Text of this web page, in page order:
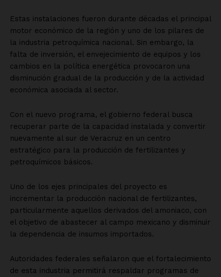
Estas instalaciones fueron durante décadas el principal
motor económico de la región y uno de los pilares de
la industria petroquímica nacional. Sin embargo, la
falta de inversión, el envejecimiento de equipos y los
cambios en la política energética provocaron una
disminución gradual de la producción y de la actividad
económica asociada al sector.
Con el nuevo programa, el gobierno federal busca
recuperar parte de la capacidad instalada y convertir
nuevamente al sur de Veracruz en un centro
estratégico para la producción de fertilizantes y
petroquímicos básicos.
Uno de los ejes principales del proyecto es
incrementar la producción nacional de fertilizantes,
particularmente aquellos derivados del amoniaco, con
el objetivo de abastecer al campo mexicano y disminuir
la dependencia de insumos importados.
Autoridades federales señalaron que el fortalecimiento
de esta industria permitirá respaldar programas de